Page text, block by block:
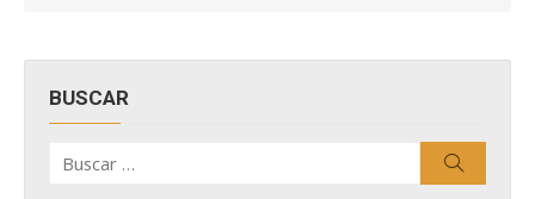
BUSCAR
por: